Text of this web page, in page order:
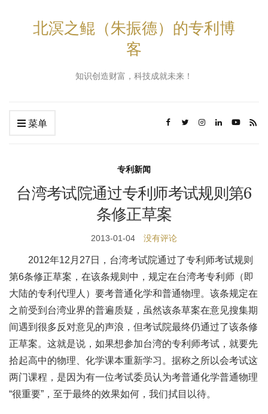
北溟之鲲（朱振德）的专利博
客
知识创造财富，科技成就未来！
菜单
专利新闻
台湾考试院通过专利师考试规则第6
条修正草案
2013-01-04 没有评论
2012年12月27日，台湾考试院通过了专利师考试规则
第6条修正草案，在该条规则中，规定在台湾考专利师（即
大陆的专利代理人）要考普通化学和普通物理。该条规定在
之前受到台湾业界的普遍质疑，虽然该条草案在意见搜集期
间遇到很多反对意见的声浪，但考试院最终仍通过了该条修
正草案。这就是说，如果想参加台湾的专利师考试，就要先
拾起高中的物理、化学课本重新学习。据称之所以会考试这
两门课程，是因为有一位考试委员认为考普通化学普通物理
“很重要”，至于最终的效果如何，我们拭目以待。